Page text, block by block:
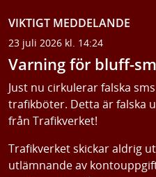
VIKTIGT MEDDELANDE
23 juli 2026 kl. 14:24
Varning för bluff-
Just nu cirkulerar falska
trafikböter. Detta är falska
från Trafikverket!
Trafikverket skickar aldrig
utlämnande av